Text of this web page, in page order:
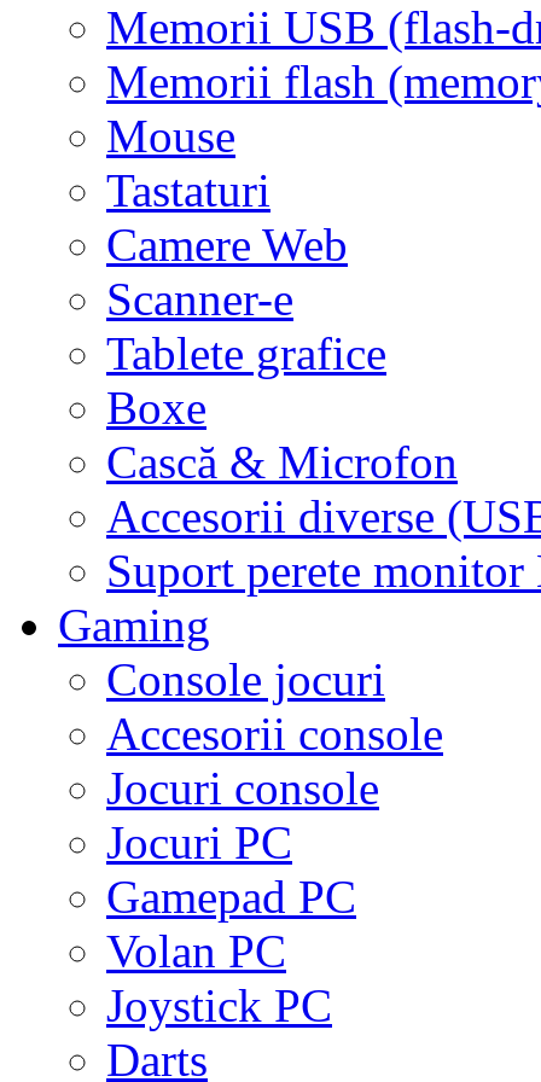
Memorii USB (flash-
Memorii flash
Mouse
Tastaturi
Camere Web
Scanner-e
Tablete grafice
Boxe
Cască & Microfon
Accesorii diverse
Suport perete
Gaming
Console jocuri
Accesorii console
Jocuri console
Jocuri PC
Gamepad PC
Volan PC
Joystick PC
Darts